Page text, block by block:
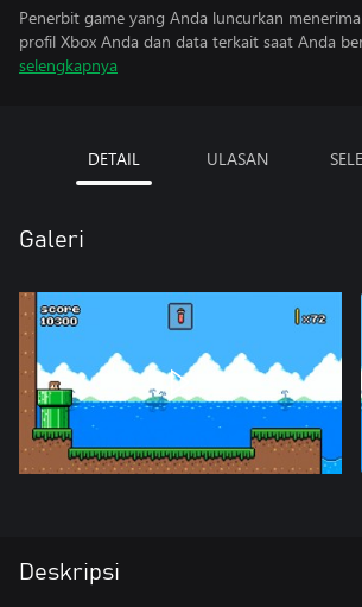
Penerbit game yang Anda luncurkan
profil Xbox Anda dan data terkait saat Anda
selengkapnya
DETAIL ULASAN
Galeri
Deskripsi